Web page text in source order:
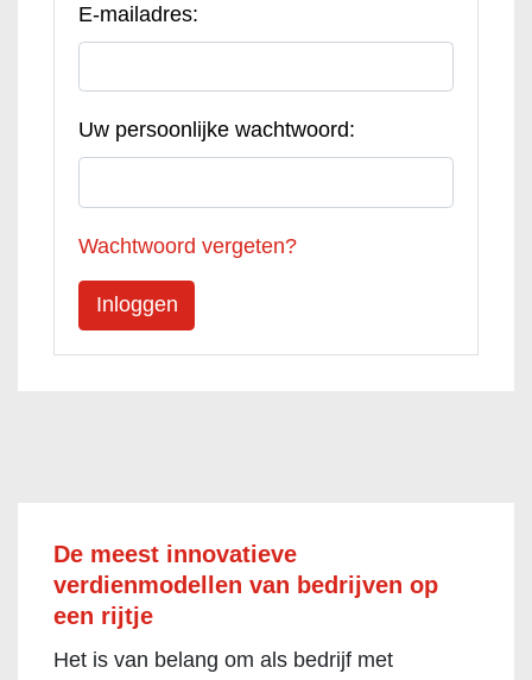
E-mailadres:
Uw persoonlijke wachtwoord:
Wachtwoord vergeten?
De meest innovatieve
verdienmodellen van bedrijven op
een rijtje
Het is van belang om als bedrijf met